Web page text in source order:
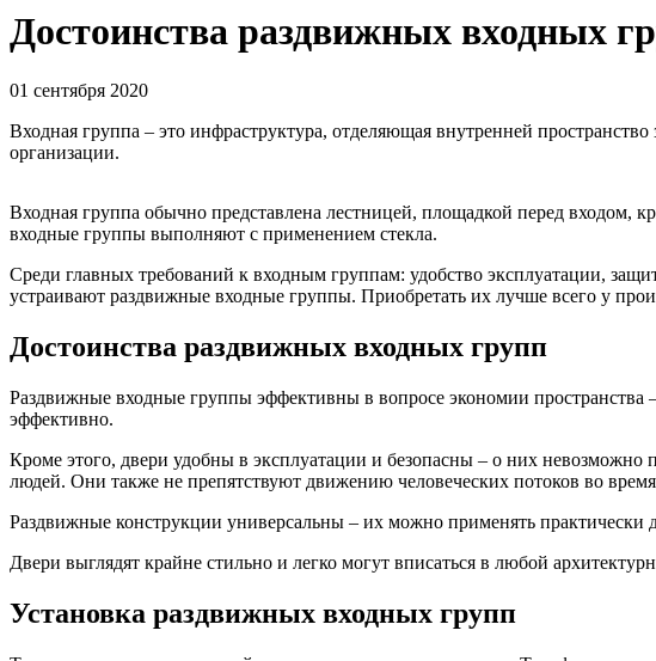
Достоинства раздвижных входных
01 сентября 2020
Входная группа – это инфраструктура, отделяющая внутренней
организации.
Входная группа обычно представлена лестницей, площадкой перед
входные группы выполняют с применением стекла.
Среди главных требований к входным группам: удобство эксплуатации,
устраивают раздвижные входные группы. Приобретать их лучше всего у
Достоинства раздвижных входных групп
Раздвижные входные группы эффективны в вопросе экономии пространства
эффективно.
Кроме этого, двери удобны в эксплуатации и безопасны – о них невозможно
людей. Они также не препятствуют движению человеческих потоков во
Раздвижные конструкции универсальны – их можно применять
Двери выглядят крайне стильно и легко могут вписаться в любой
Установка раздвижных входных групп